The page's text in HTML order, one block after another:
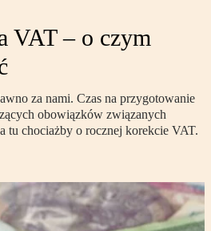
VAT – o czym
za nami. Czas na przygotowanie
obowiązków związanych
tu chociażby o rocznej korekcie VAT.